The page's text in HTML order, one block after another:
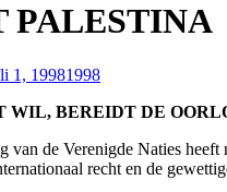
PALESTINA
1, 19981998
WIL, BEREIDT DE
van de Verenigde Naties
recht en de